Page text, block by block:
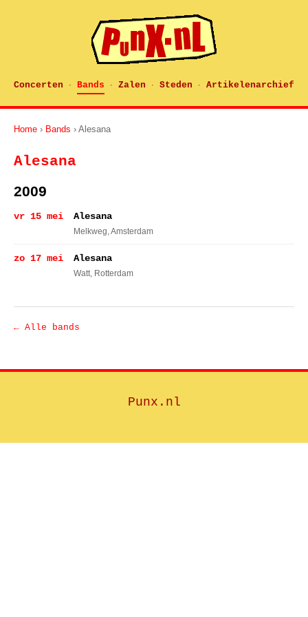
Concerten · Bands · Zalen · Steden · Artikelenarchief
Home › Bands › Alesana
Alesana
2009
vr 15 mei Alesana
Melkweg, Amsterdam
zo 17 mei Alesana
Watt, Rotterdam
← Alle bands
Punx.nl